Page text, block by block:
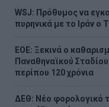
WSJ: Πρόθυμος να
πυρηνικά με το Ιράν ο
ΕΟΕ: Ξεκινά ο
Παναθηναϊκού
περίπου 120 χρόνια
ΔΕΘ: Νέο φορολογικό